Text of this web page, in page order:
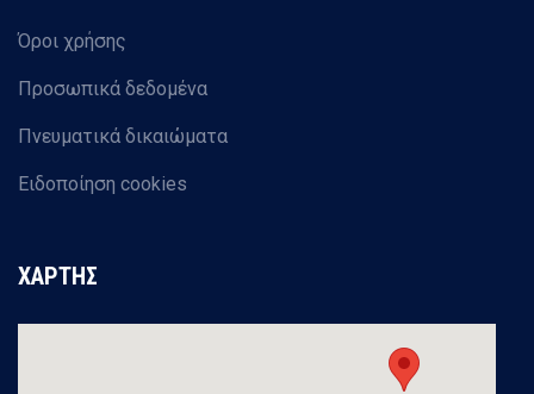
Όροι χρήσης
Προσωπικά δεδομένα
Πνευματικά δικαιώματα
Ειδοποίηση cookies
ΧΑΡΤΗΣ